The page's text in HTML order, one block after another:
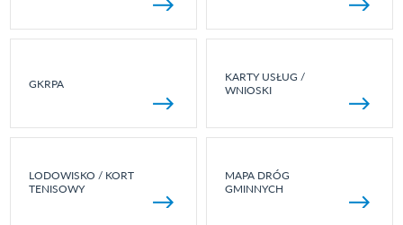
GKRPA
KARTY USŁUG /
WNIOSKI
LODOWISKO / KORT
TENISOWY
MAPA DRÓG
GMINNYCH